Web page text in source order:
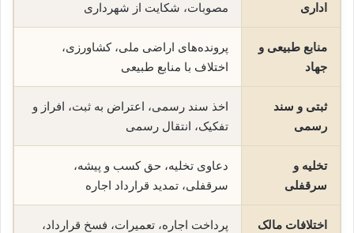
اداری
مصوبات، شکایت از شهرداری
منابع طبیعی و
جهاد
پرونده‌های اراضی ملی، کشاورزی،
اختلاف با منابع طبیعی
ثبتی و سند
رسمی
اخذ سند رسمی، اعتراض به ثبت، افراز و
تفکیک، انتقال رسمی
تخلیه و
سرقفلی
دعاوی تخلیه، حق کسب و پیشه،
سرقفلی، تمدید قرارداد اجاره
اختلافات مالک
پرداخت اجاره، تعمیرات، فسخ قرارداد،